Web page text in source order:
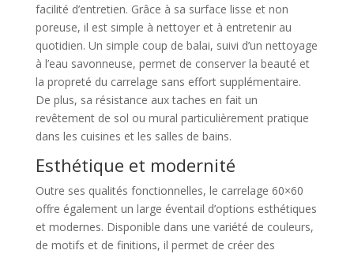
facilité d’entretien. Grâce à sa surface lisse et non
poreuse, il est simple à nettoyer et à entretenir au
quotidien. Un simple coup de balai, suivi d’un nettoyage
à l’eau savonneuse, permet de conserver la beauté et
la propreté du carrelage sans effort supplémentaire.
De plus, sa résistance aux taches en fait un
revêtement de sol ou mural particulièrement pratique
dans les cuisines et les salles de bains.
Esthétique et modernité
Outre ses qualités fonctionnelles, le carrelage 60×60
offre également un large éventail d’options esthétiques
et modernes. Disponible dans une variété de couleurs,
de motifs et de finitions, il permet de créer des